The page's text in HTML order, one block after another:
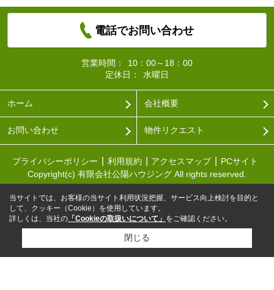
電話でお問い合わせ
営業時間：
10：00～18：00
定休日：
水曜日
ホーム 会社概要
お問い合わせ 物件リクエスト
プライバシーポリシー 利用規約 アクセスマップ
PCサイト
Copyright(c) 有限会社公陽ハウジング All rights reserved.
当サイトでは、お客様の当サイト利用状況把握、サービス向上検討を目的と
して、クッキー（Cookie）を使用しています。
詳しくは、当社の 「Cookieの取扱いについて」 をご確認ください。
閉じる